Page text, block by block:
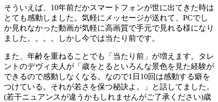
そういえば、10年前だかスマートフォンが世に出てきた時は
とても感動しました。気軽にメッセージが送れて、PCでし
か見れなかった動画が気軽に高画質で手元で見れる様になり
ました。。。。しかし今では当たり前です。
また、年齢を重ねることでも「当たり前」が増えます。タレ
ントのデヴィ夫人が「歳をとるといろんな景色を見た経験が
できるので感動しなくなる。なので1日10回は感動する癖を
つけている。それが若さを保つ秘訣よ。」と話してました。
(若干ニュアンスが違うかもしれませんがご了承ください)歳